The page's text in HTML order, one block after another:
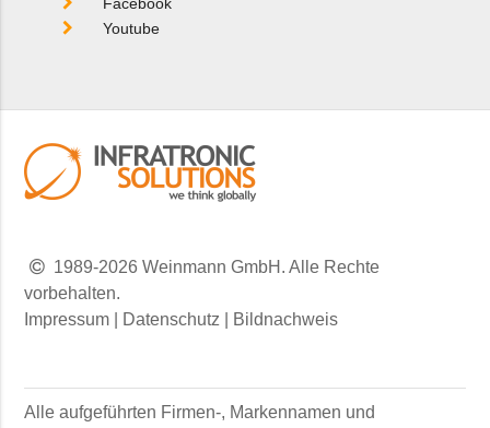
Youtube
1989-2026 Weinmann GmbH. Alle Rechte
vorbehalten.
Impressum
Datenschutz Bildnachweis
Alle aufgeführten Firmen-, Markennamen und